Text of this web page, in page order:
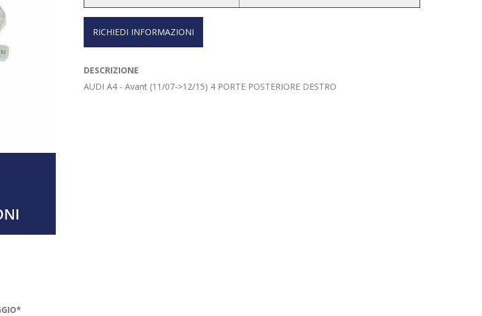
RICHIEDI INFORMAZIONI
DESCRIZIONE
AUDI A4 - Avant (11/07->12/15) 4 PORTE POSTERIORE DESTRO